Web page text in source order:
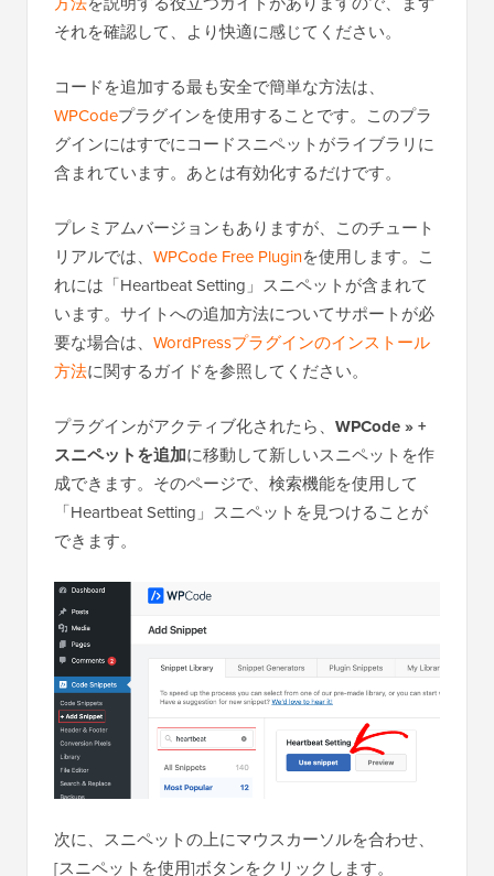
それを確認して、より快適に感じてください。
コードを追加する最も安全で簡単な方法は、
WPCodeプラグインを使用することです。このプラ
グインにはすでにコードスニペットがライブラリに
含まれています。あとは有効化するだけです。
プレミアムバージョンもありますが、このチュート
リアルでは、 WPCode Free Pluginを使用します。こ
れには「Heartbeat Setting」スニペットが含まれて
います。サイトへの追加方法についてサポートが必
要な場合は、 WordPressプラグインのインストール
方法に関するガイドを参照してください。
プラグインがアクティブ化されたら、 WPCode » +
スニペットを追加に移動して新しいスニペットを作
成できます。そのページで、検索機能を使用して
「Heartbeat Setting」スニペットを見つけることが
できます。
次に、スニペットの上にマウスカーソルを合わせ、
[スニペットを使用]ボタンをクリックします。